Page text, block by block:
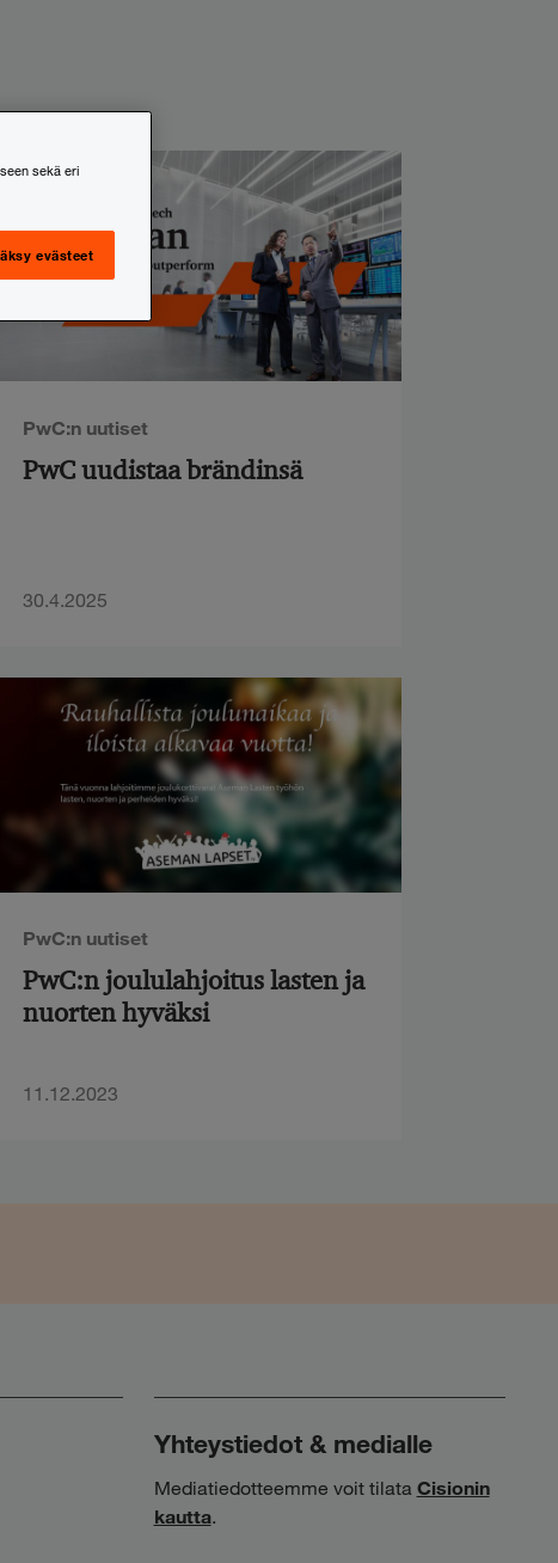
PwC:n uutiset
PwC uudistaa brändinsä
30.4.2025
PwC:n uutiset
PwC:n joululahjoitus lasten ja
nuorten hyväksi
11.12.2023
Yhteystiedot & medialle
Mediatiedotteemme voit tilata Cisionin
kautta.
sekä eri
evästeet